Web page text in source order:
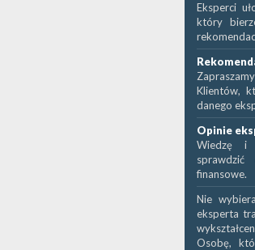
Eksperci
który
Klientów,
danego
Opinie
Wiedzę i
finansowe.
Nie
eksperta
Osobę,